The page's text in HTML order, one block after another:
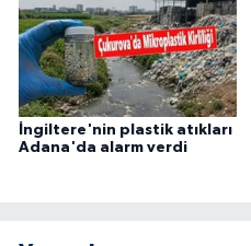
İngiltere'nin plastik atıkları
Adana'da alarm verdi